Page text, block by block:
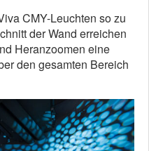
CMY-Leuchten so zu
der Wand erreichen
Heranzoomen eine
den gesamten Bereich